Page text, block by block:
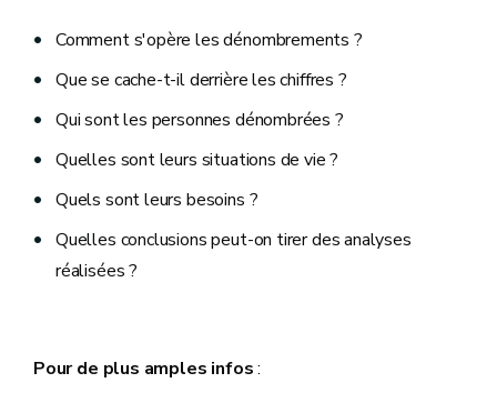
Comment s'opère les dénombrements ?
Que se cache-t-il derrière les chiffres ?
Qui sont les personnes dénombrées ?
Quelles sont leurs situations de vie ?
Quels sont leurs besoins ?
Quelles conclusions peut-on tirer des analyses
réalisées ?
Pour de plus amples infos: